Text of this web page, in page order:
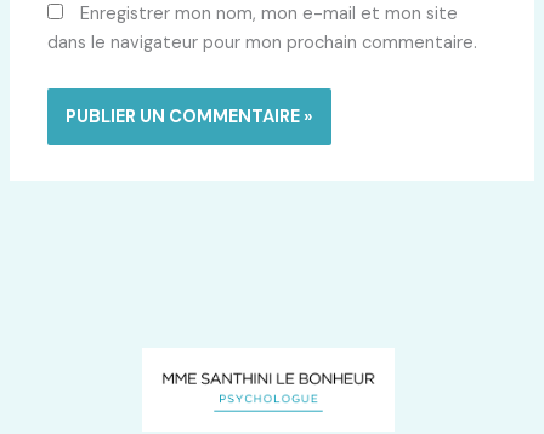
Enregistrer mon nom, mon e-mail et mon site
dans le navigateur pour mon prochain commentaire.